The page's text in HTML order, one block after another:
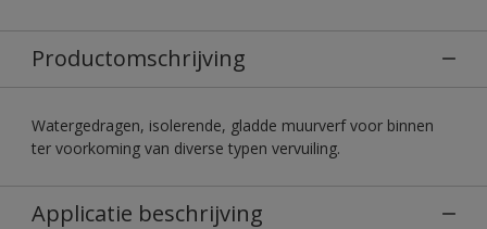
Productomschrijving
Watergedragen, isolerende, gladde muurverf voor binnen
ter voorkoming van diverse typen vervuiling.
Applicatie beschrijving